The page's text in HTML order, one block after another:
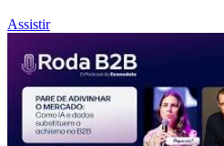
Assistir